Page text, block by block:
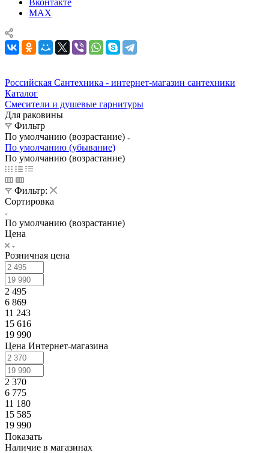
Вконтакте
MAX
Российская Сантехника - интернет-магазин сантехники
Каталог
Смесители и душевые гарнитуры
Для раковины
Фильтр
По умолчанию (возрастание)
По умолчанию (убывание)
По умолчанию (возрастание)
Фильтр:
Сортировка
По умолчанию (возрастание)
Цена
Розничная цена
2 495
6 869
11 243
15 616
19 990
Цена Интернет-магазина
2 370
6 775
11 180
15 585
19 990
Показать
Наличие в магазинах